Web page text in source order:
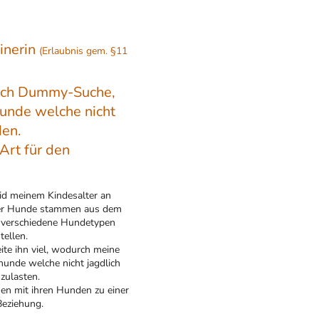
(Erlaubnis gem. §11
Dummy-Suche,
welche nicht
für den
meinem Kindesalter an
Hunde stammen aus dem
Hundetypen
einzustellen.
ihn viel, wodurch meine
welche nicht jagdlich
auszulasten.
mit ihren Hunden zu einer